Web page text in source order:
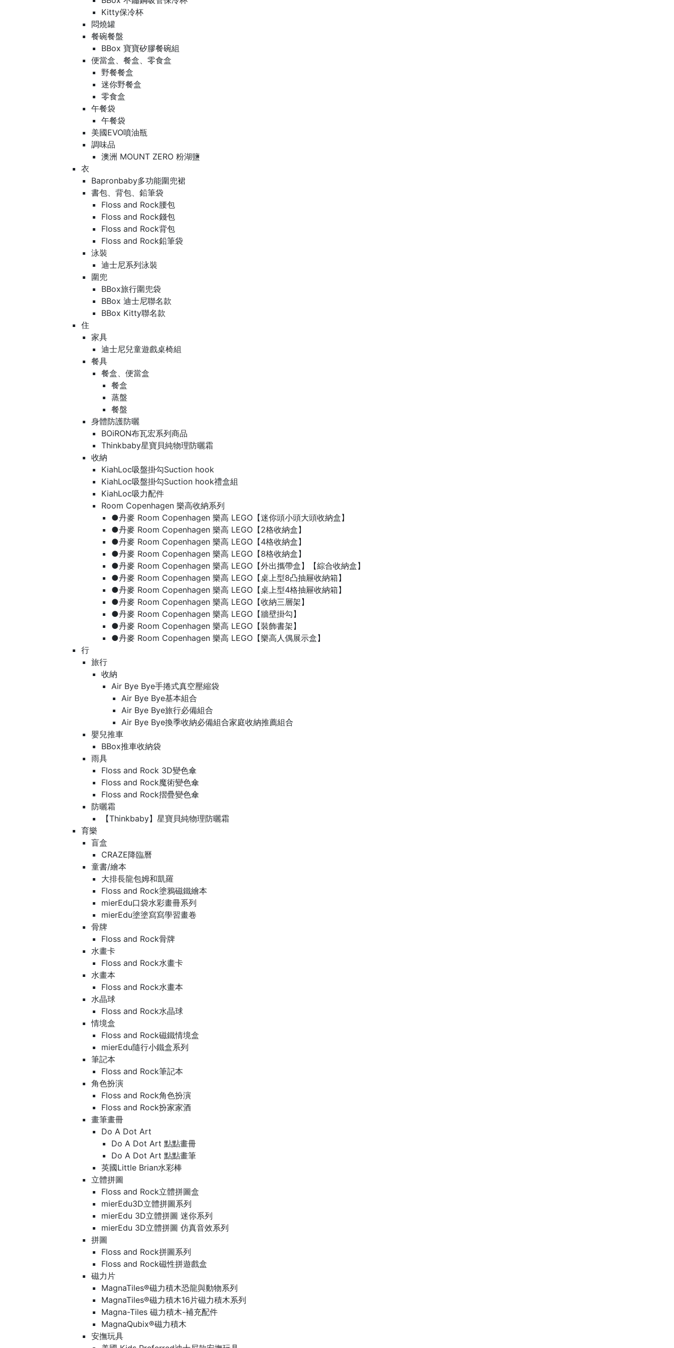
Kitty保冷杯
悶燒罐
餐碗餐盤
BBox 寶寶矽膠餐碗組
便當盒、餐盒、零食盒
野餐餐盒
迷你野餐盒
零食盒
午餐袋
午餐袋
美國EVO噴油瓶
調味品
澳洲 MOUNT ZERO 粉湖鹽
衣
Bapronbaby多功能圍兜裙
書包、背包、鉛筆袋
Floss and Rock腰包
Floss and Rock錢包
Floss and Rock背包
Floss and Rock鉛筆袋
泳裝
迪士尼系列泳裝
圍兜
BBox旅行圍兜袋
BBox 迪士尼聯名款
BBox Kitty聯名款
住
家具
迪士尼兒童遊戲桌椅組
餐具
餐盒、便當盒
餐盒
蒸盤
餐盤
身體防護防曬
BOiRON布瓦宏系列商品
Thinkbaby星寶貝純物理防曬霜
收納
KiahLoc吸盤掛勾Suction hook
KiahLoc吸盤掛勾Suction hook禮盒組
KiahLoc吸力配件
Room Copenhagen 樂高收納系列
●丹麥 Room Copenhagen 樂高 LEGO【迷你頭小頭大頭收納盒】
●丹麥 Room Copenhagen 樂高 LEGO【2格收納盒】
●丹麥 Room Copenhagen 樂高 LEGO【4格收納盒】
●丹麥 Room Copenhagen 樂高 LEGO【8格收納盒】
●丹麥 Room Copenhagen 樂高 LEGO【外出攜帶盒】【綜合收納盒】
●丹麥 Room Copenhagen 樂高 LEGO【桌上型8凸抽屜收納箱】
●丹麥 Room Copenhagen 樂高 LEGO【桌上型4格抽屜收納箱】
●丹麥 Room Copenhagen 樂高 LEGO【收納三層架】
●丹麥 Room Copenhagen 樂高 LEGO【牆壁掛勾】
●丹麥 Room Copenhagen 樂高 LEGO【裝飾書架】
●丹麥 Room Copenhagen 樂高 LEGO【樂高人偶展示盒】
行
旅行
收納
Air Bye Bye手捲式真空壓縮袋
Air Bye Bye基本組合
Air Bye Bye旅行必備組合
Air Bye Bye換季收納必備組合家庭收納推薦組合
嬰兒推車
BBox推車收納袋
雨具
Floss and Rock 3D變色傘
Floss and Rock魔術變色傘
Floss and Rock摺疊變色傘
防曬霜
【Thinkbaby】星寶貝純物理防曬霜
育樂
盲盒
CRAZE降臨曆
童書/繪本
大排長龍包姆和凱羅
Floss and Rock塗鴉磁鐵繪本
mierEdu口袋水彩畫冊系列
mierEdu塗塗寫寫學習畫卷
骨牌
Floss and Rock骨牌
水畫卡
Floss and Rock水畫卡
水畫本
Floss and Rock水畫本
水晶球
Floss and Rock水晶球
情境盒
Floss and Rock磁鐵情境盒
mierEdu隨行小鐵盒系列
筆記本
Floss and Rock筆記本
角色扮演
Floss and Rock角色扮演
Floss and Rock扮家家酒
畫筆畫冊
Do A Dot Art
Do A Dot Art 點點畫冊
Do A Dot Art 點點畫筆
英國Little Brian水彩棒
立體拼圖
Floss and Rock立體拼圖盒
mierEdu3D立體拼圖系列
mierEdu 3D立體拼圖 迷你系列
mierEdu 3D立體拼圖 仿真音效系列
拼圖
Floss and Rock拼圖系列
Floss and Rock磁性拼遊戲盒
磁力片
MagnaTiles®磁力積木恐龍與動物系列
MagnaTiles®磁力積木16片磁力積木系列
Magna-Tiles 磁力積木-補充配件
MagnaQubix®磁力積木
安撫玩具